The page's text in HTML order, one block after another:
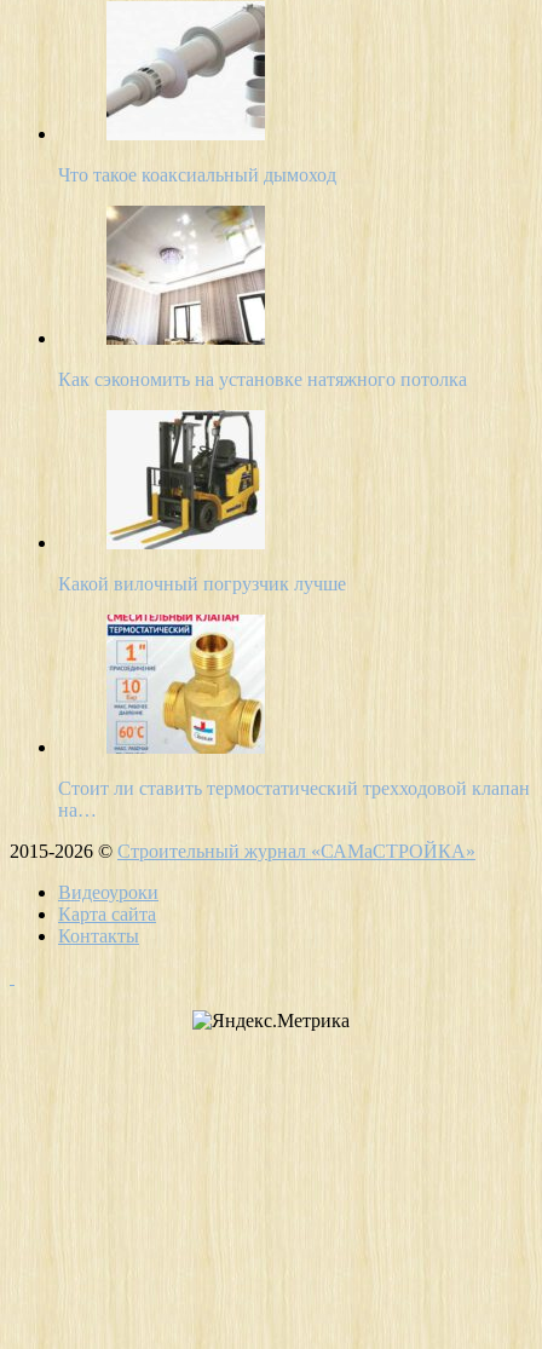
Что такое коаксиальный дымоход
Как сэкономить на установке натяжного потолка
Какой вилочный погрузчик лучше
Стоит ли ставить термостатический трехходовой клапан
на…
2015-2026 © Строительный журнал «САМаСТРОЙКА»
Видеоуроки
Карта сайта
Контакты